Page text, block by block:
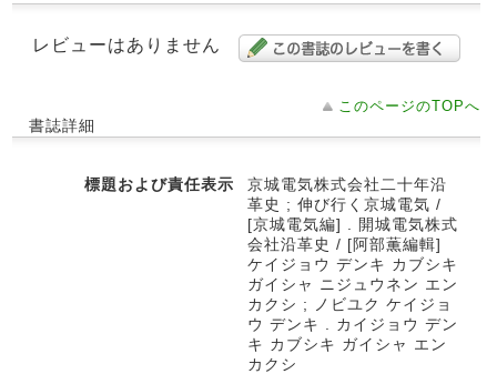
レビューはありません
このページのTOPへ
書誌詳細
標題および責任表示
京城電気株式会社二十年沿
革史 ; 伸び行く京城電気 /
[京城電気編] . 開城電気株式
会社沿革史 / [阿部薫編輯]
ケイジョウ デンキ カブシキ
ガイシャ ニジュウネン エン
カクシ ; ノビユク ケイジョ
ウ デンキ . カイジョウ デン
キ カブシキ ガイシャ エン
カクシ